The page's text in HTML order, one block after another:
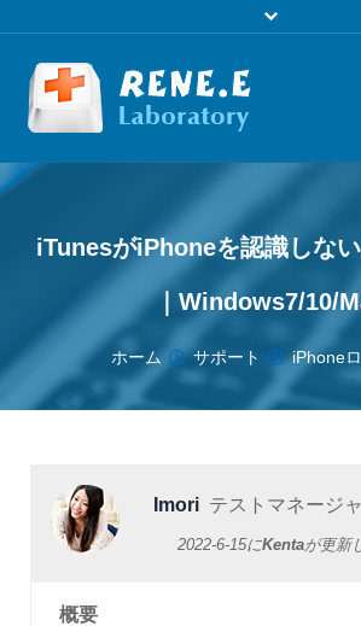
操作ガイド
お問い合わ
日
iTunesがiPhoneを認識しな
｜Windows7/10/
You are here:ホーム サポート iPhone
Imori テストマネージ
2022-6-15にKentaが更新
概要